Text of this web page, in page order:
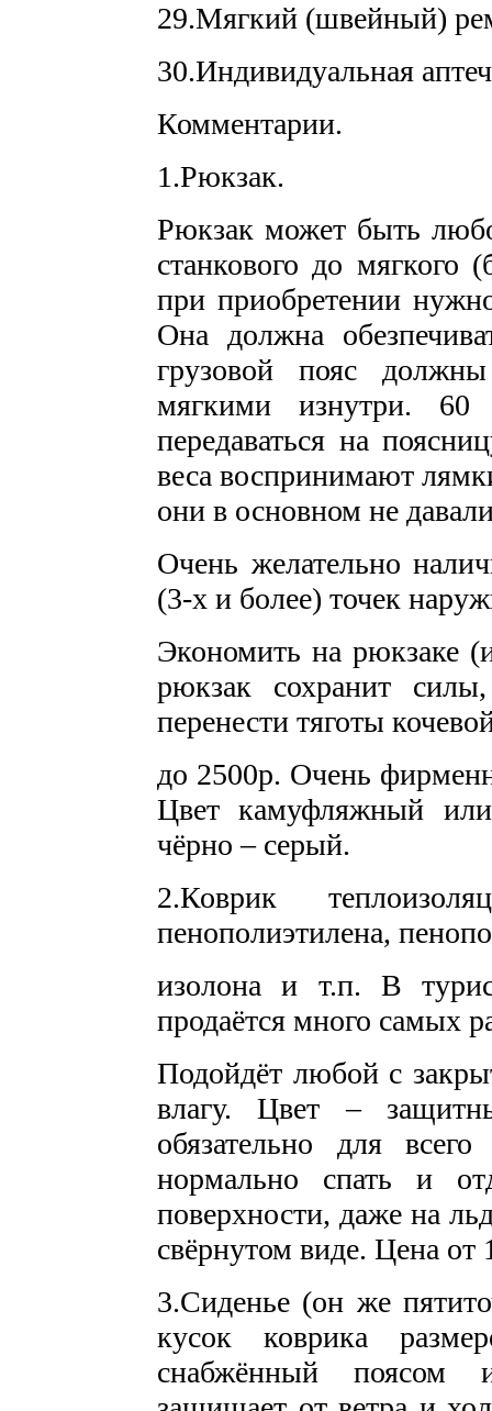
29.Мягкий (швейный)
30.Индивидуальная
Комментарии.
1.Рюкзак.
Рюкзак может быть
станкового до мягкого
при приобретении
Она должна
грузовой пояс
мягкими изнутри.
передаваться на
веса воспринимают
они в основном не
Очень желательно
(3-х и более) точек
Экономить на рюкзаке
рюкзак сохранит
перенести тяготы
до 2500р. Очень
Цвет камуфляжный
чёрно – серый.
2.Коврик
пенополиэтилена,
изолона и т.п. В
продаётся много самых
Подойдёт любой с
влагу. Цвет –
обязательно для
нормально спать и
поверхности, даже на
свёрнутом виде. Цена от
3.Сиденье (он же
кусок коврика
снабжённый поясом